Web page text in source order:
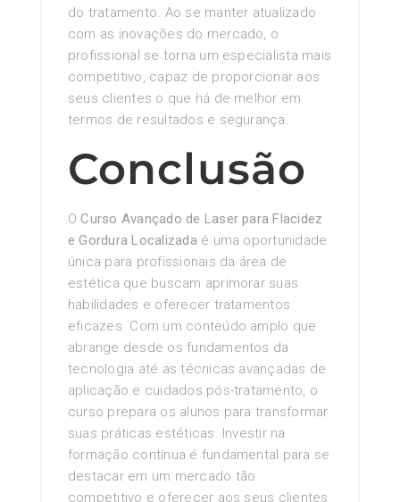
do tratamento. Ao se manter atualizado
com as inovações do mercado, o
profissional se torna um especialista mais
competitivo, capaz de proporcionar aos
seus clientes o que há de melhor em
termos de resultados e segurança.
Conclusão
OCurso Avançado de Laser para Flacidez
e Gordura Localizada é uma oportunidade
única para profissionais da área de
estética que buscam aprimorar suas
habilidades e oferecer tratamentos
eficazes. Com um conteúdo amplo que
abrange desde os fundamentos da
tecnologia até as técnicas avançadas de
aplicação e cuidados pós-tratamento, o
curso prepara os alunos para transformar
suas práticas estéticas. Investir na
formação contínua é fundamental para se
destacar em um mercado tão
competitivo e oferecer aos seus clientes